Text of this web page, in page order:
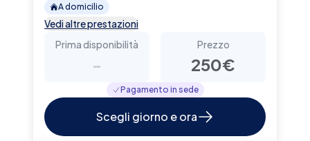
A domicilio
Vedi altre prestazioni
Prima disponibilità
-
Prezzo
250€
Pagamento in sede
Scegli giorno e ora